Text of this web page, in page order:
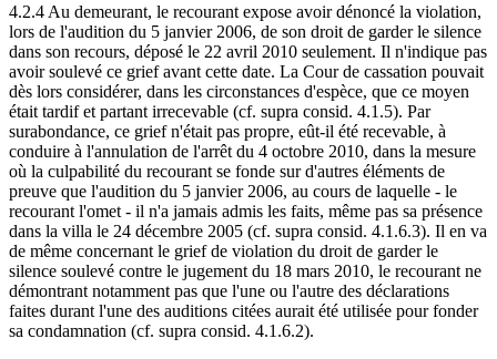
4.2.4 Au demeurant, le recourant expose avoir dénoncé la violation,
lors de l'audition du 5 janvier 2006, de son droit de garder le silence
dans son recours, déposé le 22 avril 2010 seulement. Il n'indique pas
avoir soulevé ce grief avant cette date. La Cour de cassation pouvait
dès lors considérer, dans les circonstances d'espèce, que ce moyen
était tardif et partant irrecevable (cf. supra consid. 4.1.5). Par
surabondance, ce grief n'était pas propre, eût-il été recevable, à
conduire à l'annulation de l'arrêt du 4 octobre 2010, dans la mesure
où la culpabilité du recourant se fonde sur d'autres éléments de
preuve que l'audition du 5 janvier 2006, au cours de laquelle - le
recourant l'omet - il n'a jamais admis les faits, même pas sa présence
dans la villa le 24 décembre 2005 (cf. supra consid. 4.1.6.3). Il en va
de même concernant le grief de violation du droit de garder le
silence soulevé contre le jugement du 18 mars 2010, le recourant ne
démontrant notamment pas que l'une ou l'autre des déclarations
faites durant l'une des auditions citées aurait été utilisée pour fonder
sa condamnation (cf. supra consid. 4.1.6.2).